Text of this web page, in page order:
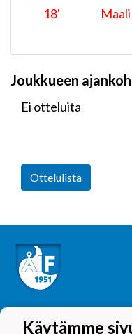
18' Maali
Joukkueen
Ei otteluita
Ottelulista
Tietosuojaseloste
Käytämme